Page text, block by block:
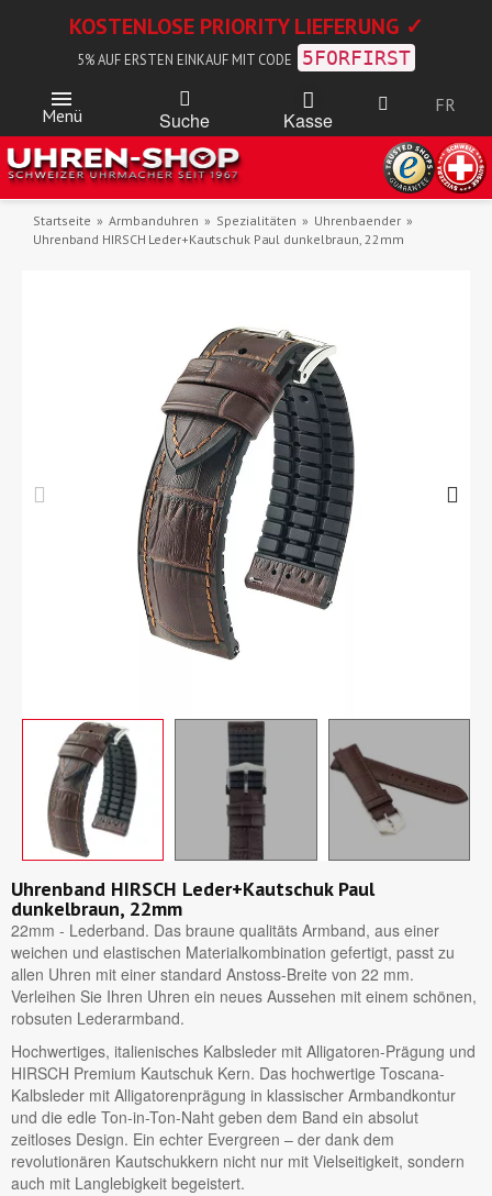
KOSTENLOSE PRIORITY LIEFERUNG ✓
5% AUF ERSTEN EINKAUF MIT CODE 5FORFIRST
Menü Suche Kasse
FR
Startseite Armbanduhren Spezialitäten
Uhrenbaender
Uhrenband HIRSCH Leder+Kautschuk Paul dunkelbraun, 22mm
Uhrenband HIRSCH Leder+Kautschuk Paul
dunkelbraun, 22mm
22mm - Lederband. Das braune qualitäts Armband, aus einer
weichen und elastischen Materialkombination gefertigt, passt zu
allen Uhren mit einer standard Anstoss-Breite von 22 mm.
Verleihen Sie Ihren Uhren ein neues Aussehen mit einem schönen,
robsuten Lederarmband.
Hochwertiges, italienisches Kalbsleder mit Alligatoren-Prägung und
HIRSCH Premium Kautschuk Kern. Das hochwertige Toscana-
Kalbsleder mit Alligatorenprägung in klassischer Armbandkontur
und die edle Ton-in-Ton-Naht geben dem Band ein absolut
zeitloses Design. Ein echter Evergreen – der dank dem
revolutionären Kautschukkern nicht nur mit Vielseitigkeit, sondern
auch mit Langlebigkeit begeistert.